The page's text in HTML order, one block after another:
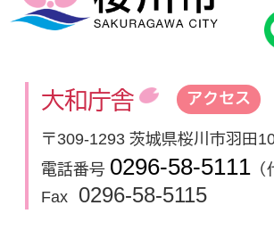
大和庁舎 アクセス
〒309-1293 茨城県桜川市羽田
電話番号 0296-58-5111
Fax
0296-58-5115